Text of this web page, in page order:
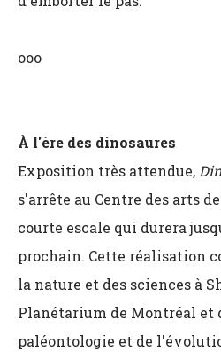
ooo
À l'ère des dinosaures
Exposition très attendue,
s'arrête au Centre des arts
courte escale qui durera
prochain. Cette réalisation
la nature et des sciences à
Planétarium de Montréal et
paléontologie et de